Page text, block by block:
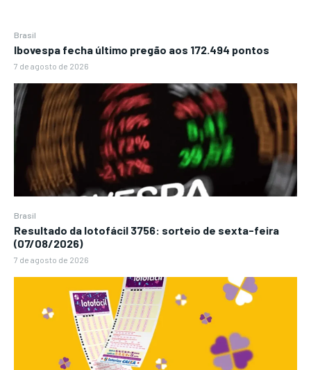
Brasil
Ibovespa fecha último pregão aos 172.494 pontos
7 de agosto de 2026
Brasil
Resultado da lotofácil 3756: sorteio de sexta-feira
(07/08/2026)
7 de agosto de 2026